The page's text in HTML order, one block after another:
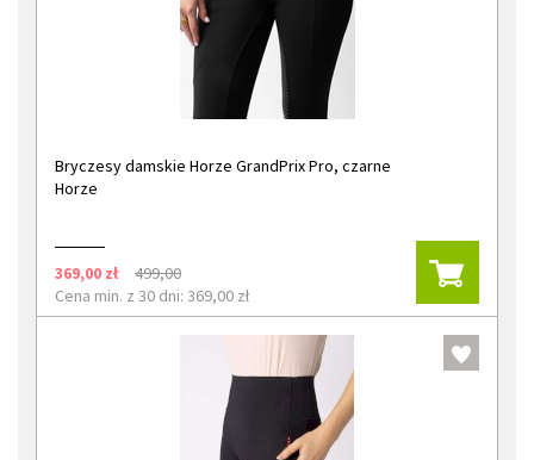
Bryczesy damskie Horze GrandPrix Pro, czarne
Horze
369,00 zł
499,00
Cena min. z 30 dni: 369,00 zł